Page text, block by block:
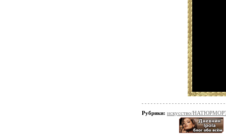
Рубрики: искусство/